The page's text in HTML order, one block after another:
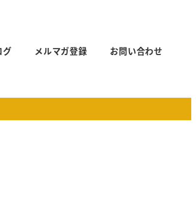
グ メルマガ登録 お問い合わせ